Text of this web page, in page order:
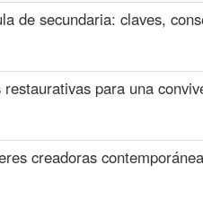
de secundaria: claves,
para una
creadoras